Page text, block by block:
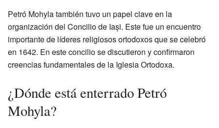
Petró Mohyla también tuvo un papel clave en la
organización del Concilio de Iași. Este fue un encuentro
importante de líderes religiosos ortodoxos que se celebró
en 1642. En este concilio se discutieron y confirmaron
creencias fundamentales de la Iglesia Ortodoxa.
¿Dónde está enterrado Petró
Mohyla?